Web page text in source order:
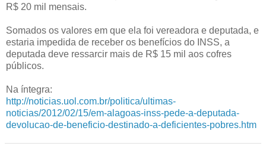
R$ 20 mil mensais.
Somados os valores em que ela foi vereadora e deputada, e
estaria impedida de receber os benefícios do INSS, a
deputada deve ressarcir mais de R$ 15 mil aos cofres
públicos.
Na íntegra:
http://noticias.uol.com.br/politica/ultimas-
noticias/2012/02/15/em-alagoas-inss-pede-a-deputada-
devolucao-de-beneficio-destinado-a-deficientes-pobres.htm